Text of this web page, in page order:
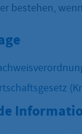
bestehen,